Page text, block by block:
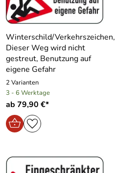
Winterschild/Verkehrszeichen,
Dieser Weg wird nicht
gestreut, Benutzung auf
eigene Gefahr
2 Varianten
3 - 6 Werktage
ab 79,90 €*